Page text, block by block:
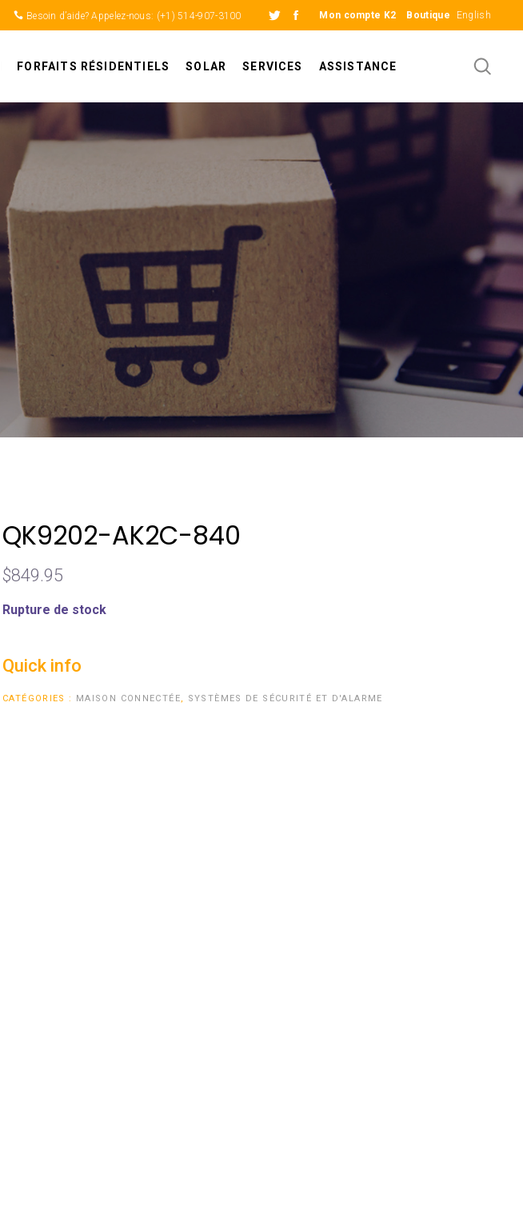
Besoin d’aide? Appelez-nous: (+1) 514-907-3100 Mon compte K2 Boutique English
FORFAITS RÉSIDENTIELS SOLAR SERVICES ASSISTANCE
QK9202-AK2C-840
$849.95
Rupture de stock
Quick info
CATÉGORIES : MAISON CONNECTÉE, SYSTÈMES DE SÉCURITÉ ET D'ALARME